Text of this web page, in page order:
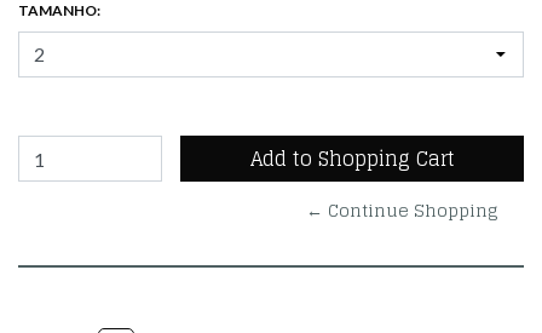
TAMANHO:
← Continue Shopping